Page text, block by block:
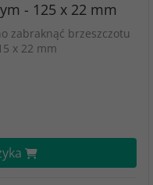
- 125 x 22 mm
zabraknąć brzeszczotu
x 22 mm